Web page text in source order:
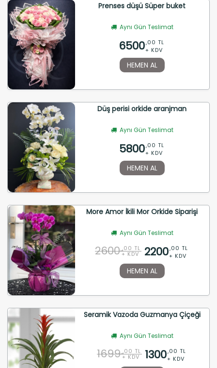
Prenses düşü Süper buket
Aynı Gün Teslimat
6500,00 TL
+ KDV
HEMEN AL
Düş perisi orkide aranjman
Aynı Gün Teslimat
5800,00 TL
+ KDV
HEMEN AL
More Amor İkili Mor Orkide Siparişi
Aynı Gün Teslimat
2600 ,00 TL
+ KDV 2200,00 TL
+ KDV
HEMEN AL
Seramik Vazoda Guzmanya Çiçeği
Aynı Gün Teslimat
1699 ,00 TL
+ KDV 1300,00 TL
+ KDV